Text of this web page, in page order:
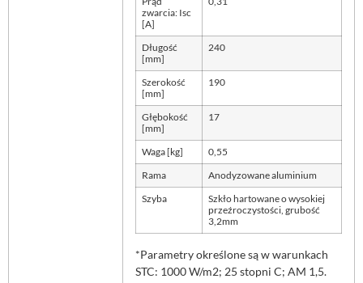
zwarcia: Isc
[A]
Długość
[mm]
240
Szerokość
[mm]
190
Głębokość
[mm]
17
Waga [kg] 0,55
Rama Anodyzowane aluminium
Szyba
Szkło hartowane o wysokiej
przeźroczystości, grubość
3,2mm
*Parametry określone są w warunkach
STC: 1000 W/m2; 25 stopni C; AM 1,5.